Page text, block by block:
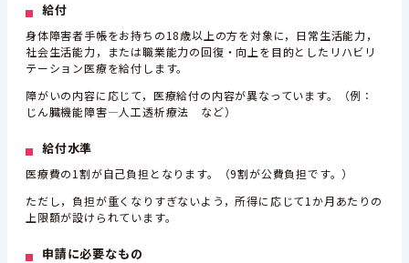
給付
身体障害者手帳をお持ちの18歳以上の方を対象に，日常生活能力，
社会生活能力，または職業能力の回復・向上を目的としたリハビリ
テーション医療を給付します。
障がいの内容に応じて，医療給付の内容が異なっています。（例：
じん臓機能障害—人工透析療法 など）
給付水準
医療費の1割が自己負担となります。（9割が公費負担です。）
ただし，負担が重くなりすぎないよう，所得に応じて1か月あたりの
上限額が設けられています。
申請に必要なもの